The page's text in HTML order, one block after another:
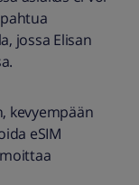
jossa Elisan
kevyempään
eSIM